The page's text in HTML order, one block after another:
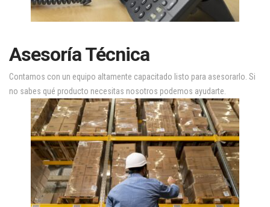
Asesoría Técnica
Contamos con un equipo altamente capacitado listo para asesorarlo. Si
no sabes qué producto necesitas nosotros podemos ayudarte.